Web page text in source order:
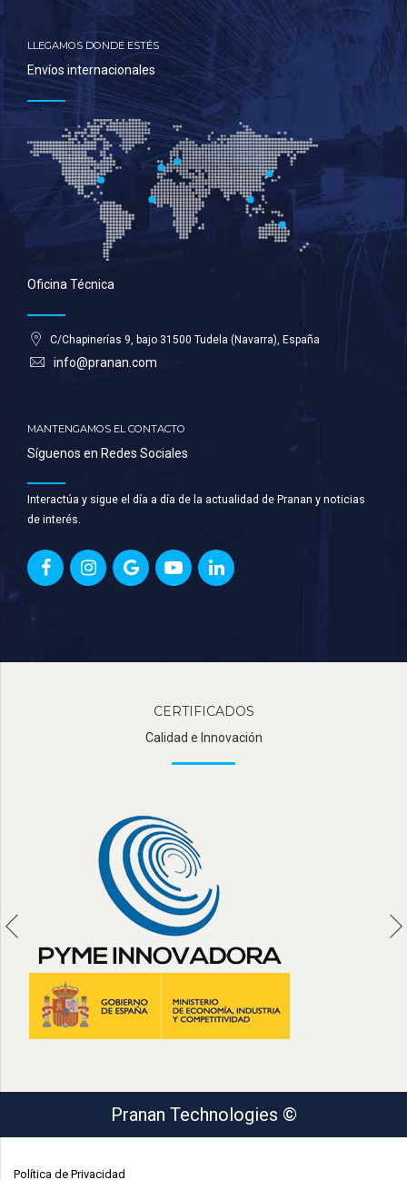
LLEGAMOS DONDE ESTÉS
Envíos internacionales
Oficina Técnica
C/Chapinerías 9, bajo 31500 Tudela (Navarra), España
info@pranan.com
MANTENGAMOS EL CONTACTO
Síguenos en Redes Sociales
Interactúa y sigue el día a día de la actualidad de Pranan y noticias
de interés.
CERTIFICADOS
Calidad e Innovación
Pranan Technologies ©
Política de Privacidad